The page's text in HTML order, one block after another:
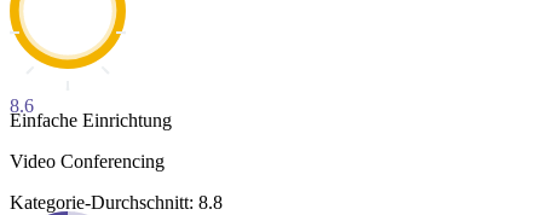
8.6
Einfache Einrichtung
Video Conferencing
Kategorie-Durchschnitt: 8.8